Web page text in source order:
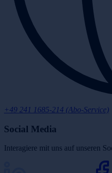
+49 241 1685-214 (Abo-Service)
Social Media
Interagiere mit uns auf unseren